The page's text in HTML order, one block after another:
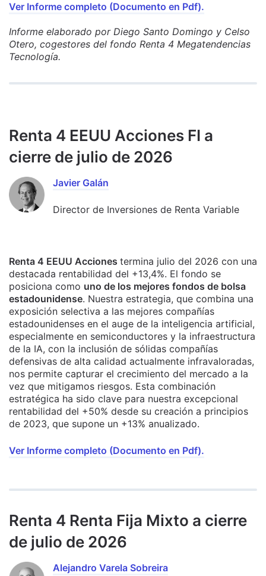
Ver Informe completo (Documento en Pdf).
Informe elaborado por Diego Santo Domingo y Celso
Otero, cogestores del fondo Renta 4 Megatendencias
Tecnología.
Renta 4 EEUU Acciones FI a
cierre de julio de 2026
Javier Galán
Director de Inversiones de Renta Variable
Renta 4 EEUU Acciones termina julio del 2026 con una
destacada rentabilidad del +13,4%. El fondo se
posiciona como uno de los mejores fondos de bolsa
estadounidense. Nuestra estrategia, que combina una
exposición selectiva a las mejores compañías
estadounidenses en el auge de la inteligencia artificial,
especialmente en semiconductores y la infraestructura
de la IA, con la inclusión de sólidas compañías
defensivas de alta calidad actualmente infravaloradas,
nos permite capturar el crecimiento del mercado a la
vez que mitigamos riesgos. Esta combinación
estratégica ha sido clave para nuestra excepcional
rentabilidad del +50% desde su creación a principios
de 2023, que supone un +13% anualizado.
Ver Informe completo (Documento en Pdf).
Renta 4 Renta Fija Mixto a cierre
de julio de 2026
Alejandro Varela Sobreira